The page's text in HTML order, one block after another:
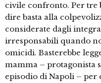
civile confronto. Per tre
dire basta alla
considerate dagli
irresponsabili quando
omicidi. Basterebbe
mamma – protagonista
episodio di Napoli – per